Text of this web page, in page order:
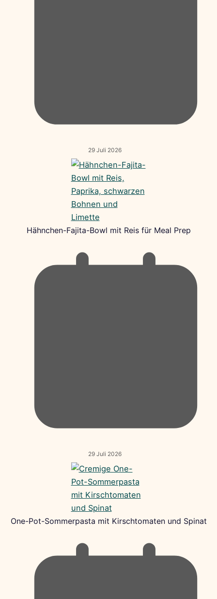
29 Juli 2026
Hähnchen-Fajita-Bowl mit Reis für Meal Prep
29 Juli 2026
One-Pot-Sommerpasta mit Kirschtomaten und Spinat